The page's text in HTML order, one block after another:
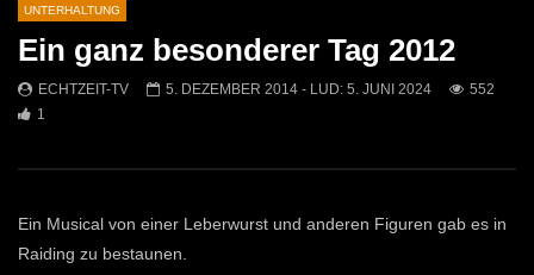
Später Ansehen
Wanderung des Pensionistenverbandes
ECHTZEIT-TV
6. AUGUST 2025
02:42
ECHTZEIT-TV
22.
UNTERHALTUNG
Ein ganz besonderer Tag 2012
ECHTZEIT-TV 5. DEZEMBER 2014 - LUD: 5. JUNI 2024
552
1
Ein Musical von einer Leberwurst und anderen Figuren gab es in
Raiding zu bestaunen.